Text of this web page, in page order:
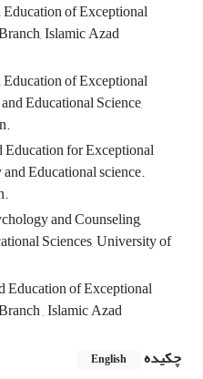
of Exceptional
Islamic Azad
of Exceptional
Educational Science,
for Exceptional
Educational science.
and Counseling,
Sciences, University of
Education of Exceptional
, Islamic Azad
چکیده
English